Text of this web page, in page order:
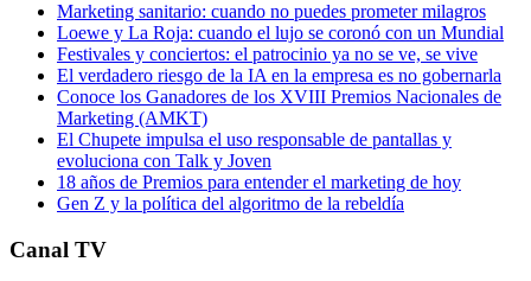
Marketing sanitario: cuando no puedes prometer milagros
Loewe y La Roja: cuando el lujo se coronó con un Mundial
Festivales y conciertos: el patrocinio ya no se ve, se vive
El verdadero riesgo de la IA en la empresa es no gobernarla
Conoce los Ganadores de los XVIII Premios Nacionales de
Marketing (AMKT)
El Chupete impulsa el uso responsable de pantallas y
evoluciona con Talk y Joven
18 años de Premios para entender el marketing de hoy
Gen Z y la política del algoritmo de la rebeldía
Canal TV